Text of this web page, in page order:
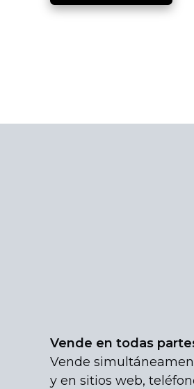
Vende en todas
Vende
y en sitios web,